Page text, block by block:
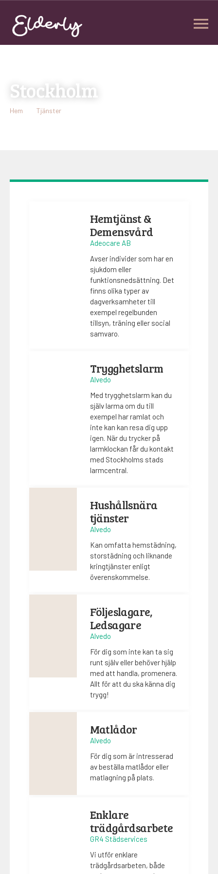
Stockholm
Hem Tjänster
Hemtjänst &
Demensvård
Adeocare AB
Avser individer som har en
sjukdom eller
funktionsnedsättning. Det
finns olika typer av
dagverksamheter till
exempel regelbunden
tillsyn, träning eller social
samvaro.
Trygghetslarm
Alvedo
Med trygghetslarm kan du
själv larma om du till
exempel har ramlat och
inte kan kan resa dig upp
igen. När du trycker på
larmklockan får du kontakt
med Stockholms stads
larmcentral.
Hushållsnära
tjänster
Alvedo
Kan omfatta hemstädning,
storstädning och liknande
kringtjänster enligt
överenskommelse.
Följeslagare,
Ledsagare
Alvedo
För dig som inte kan ta sig
runt själv eller behöver hjälp
med att handla, promenera.
Allt för att du ska känna dig
trygg!
Matlådor
Alvedo
För dig som är intresserad
av beställa matlådor eller
matlagning på plats.
Enklare
trädgårdsarbete
GR4 Städservices
Vi utför enklare
trädgårdsarbeten, både